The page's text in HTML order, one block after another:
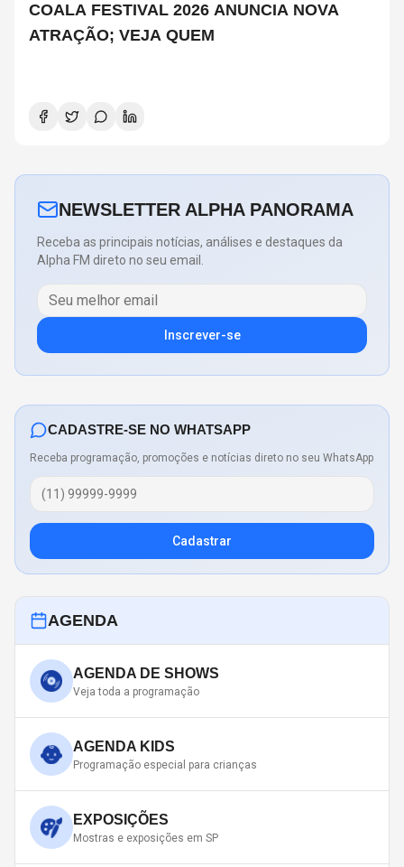
COALA FESTIVAL 2026 ANUNCIA NOVA
ATRAÇÃO; VEJA QUEM
NEWSLETTER ALPHA PANORAMA
Receba as principais notícias, análises e destaques da
Alpha FM direto no seu email.
Inscrever-se
CADASTRE-SE NO WHATSAPP
Receba programação, promoções e notícias direto no seu WhatsApp
Cadastrar
AGENDA
AGENDA DE SHOWS
Veja toda a programação
AGENDA KIDS
Programação especial para crianças
EXPOSIÇÕES
Mostras e exposições em SP